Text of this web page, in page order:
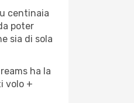
centinaia
poter
sia di sola
ha la
volo +